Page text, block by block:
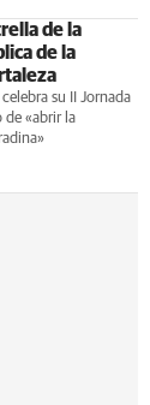
de la
de la
su II Jornada
de «abrir la